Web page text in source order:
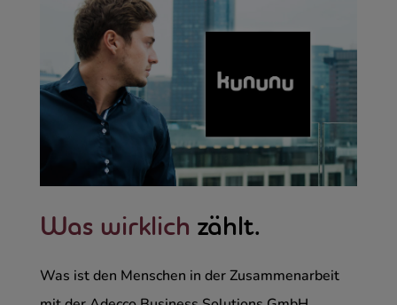
Was wirklich zählt.
Was ist den Menschen in der Zusammenarbeit